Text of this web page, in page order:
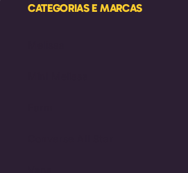
CATEGORIAS E MARCAS